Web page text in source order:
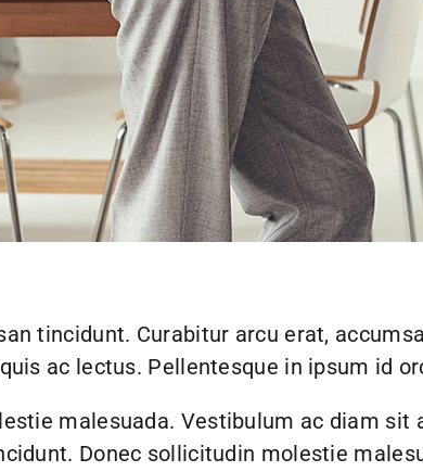
tincidunt. Curabitur arcu erat,
ac lectus. Pellentesque in ipsum id
malesuada. Vestibulum ac diam
Donec sollicitudin molestie